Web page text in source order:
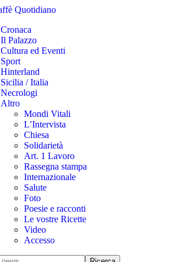
Cronaca
Il Palazzo
Cultura ed Eventi
Sport
Hinterland
Sicilia / Italia
Necrologi
Altro
Mondi Vitali
L’Intervista
Chiesa
Solidarietà
Art. 1 Lavoro
Rassegna stampa
Internazionale
Salute
Foto
Poesie e racconti
Le vostre Ricette
Video
Accesso